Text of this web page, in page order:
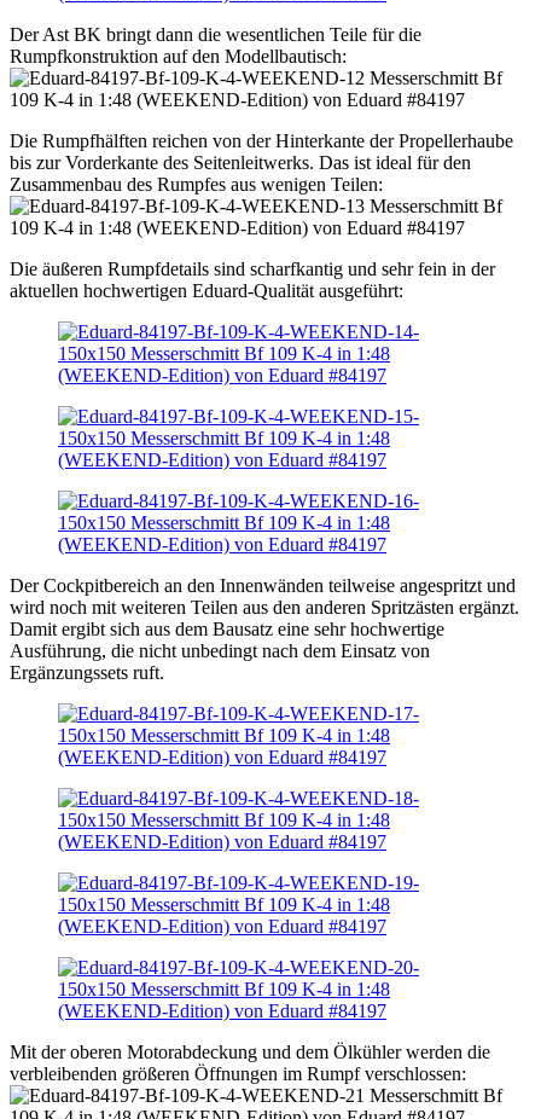
Der Ast BK bringt dann die wesentlichen Teile für die
Rumpfkonstruktion auf den Modellbautisch:
Die Rumpfhälften reichen von der Hinterkante der Propellerhaube
bis zur Vorderkante des Seitenleitwerks. Das ist ideal für den
Zusammenbau des Rumpfes aus wenigen Teilen:
Die äußeren Rumpfdetails sind scharfkantig und sehr fein in der
aktuellen hochwertigen Eduard-Qualität ausgeführt:
Der Cockpitbereich an den Innenwänden teilweise angespritzt und
wird noch mit weiteren Teilen aus den anderen Spritzästen ergänzt.
Damit ergibt sich aus dem Bausatz eine sehr hochwertige
Ausführung, die nicht unbedingt nach dem Einsatz von
Ergänzungssets ruft.
Mit der oberen Motorabdeckung und dem Ölkühler werden die
verbleibenden größeren Öffnungen im Rumpf verschlossen: